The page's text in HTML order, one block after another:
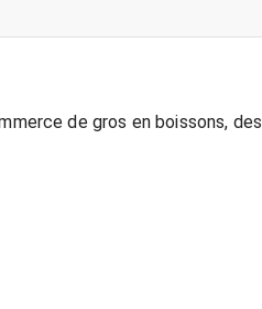
de gros en boissons, des